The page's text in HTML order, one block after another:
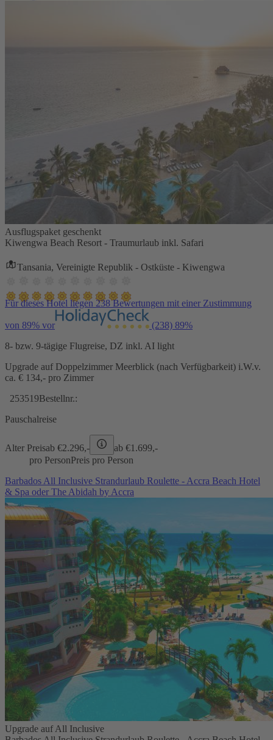
Ausflugspaket geschenkt
Kiwengwa Beach Resort - Traumurlaub inkl. Safari
Tansania, Vereinigte Republik - Ostküste - Kiwengwa
Für dieses Hotel liegen 238 Bewertungen mit einer Zustimmung
von 89% vor (238) 89%
8- bzw. 9-tägige Flugreise, DZ inkl. AI light
Upgrade auf Doppelzimmer Meerblick (nach Verfügbarkeit) i.W.v.
ca. € 134,- pro Zimmer
253519Bestellnr.:
Pauschalreise
Alter Preisab €2.296,- ab €1.699,-
pro PersonPreis pro Person
Barbados All Inclusive Strandurlaub Roulette - Accra Beach Hotel
& Spa oder The Abidah by Accra
Upgrade auf All Inclusive